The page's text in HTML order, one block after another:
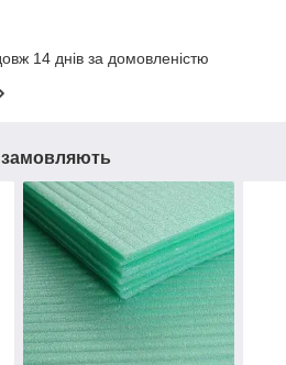
14 днів за домовленістю